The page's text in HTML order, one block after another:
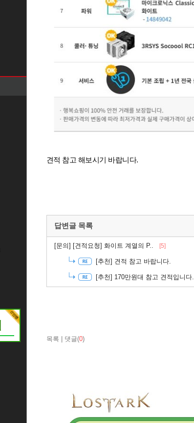
견적 참고 해보시기 바랍니다.
답변글 목록
[문의] [견적요청] 화이트 계열의 P.. [5]
[추천] 견적 참고 바랍니다.
[추천] 170만원대 참고 견적입니다.
목록 댓글(0)